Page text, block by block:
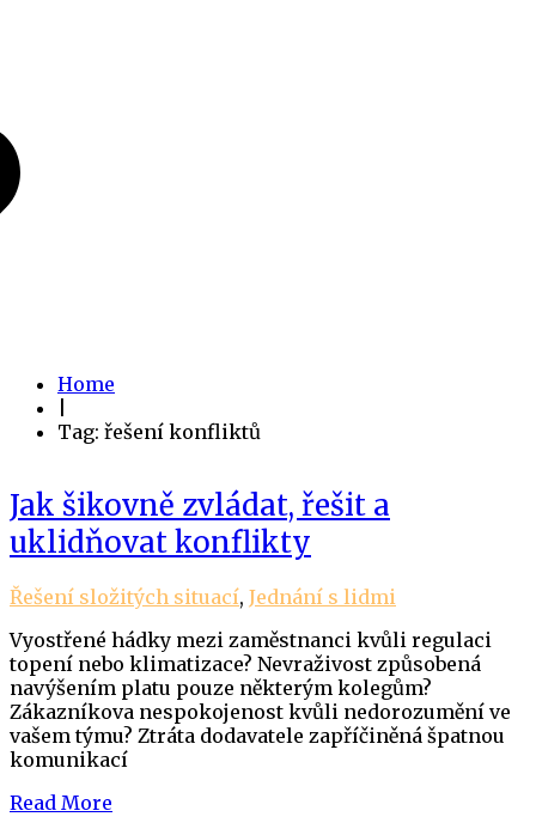
Home
Tag: řešení konfliktů
Jak šikovně zvládat, řešit a
uklidňovat konflikty
Řešení složitých situací, Jednání s lidmi
Vyostřené hádky mezi zaměstnanci kvůli regulaci
topení nebo klimatizace? Nevraživost způsobená
navýšením platu pouze některým kolegům?
Zákazníkova nespokojenost kvůli nedorozumění ve
vašem týmu? Ztráta dodavatele zapříčiněná špatnou
komunikací
Read More